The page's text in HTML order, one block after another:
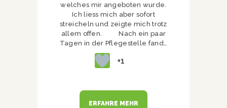
welches mir angeboten wurde.
Ich liess mich aber sofort
streicheln und zeigte mich trotz
allem offen. Nach ein paar
Tagen in der Pflegestelle fand…
+1
ERFAHRE MEHR